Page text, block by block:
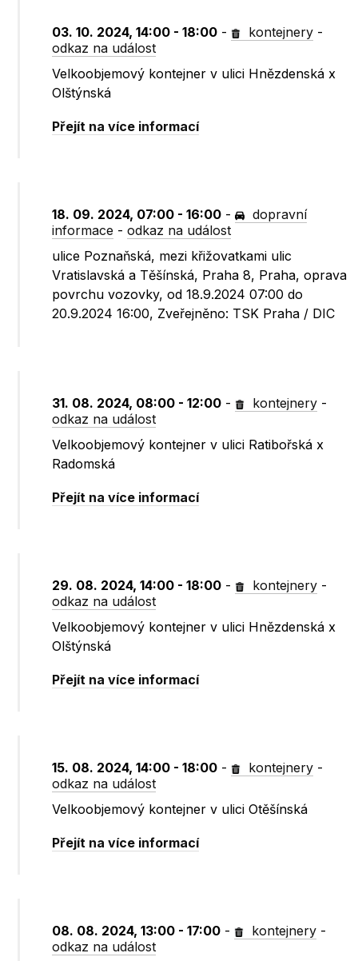
03. 10. 2024, 14:00 - 18:00 - kontejnery -
odkaz na událost
Velkoobjemový kontejner v ulici Hnězdenská x
Olštýnská
Přejít na více informací
18. 09. 2024, 07:00 - 16:00 -
dopravní
informace -odkaz na událost
ulice Poznaňská, mezi křižovatkami ulic
Vratislavská a Těšínská, Praha 8, Praha, oprava
povrchu vozovky, od 18.9.2024 07:00 do
20.9.2024 16:00, Zveřejněno: TSK Praha / DIC
31. 08. 2024, 08:00 - 12:00 - kontejnery -
odkaz na událost
Velkoobjemový kontejner v ulici Ratibořská x
Radomská
Přejít na více informací
29. 08. 2024, 14:00 - 18:00 - kontejnery -
odkaz na událost
Velkoobjemový kontejner v ulici Hnězdenská x
Olštýnská
Přejít na více informací
15. 08. 2024, 14:00 - 18:00 - kontejnery -
odkaz na událost
Velkoobjemový kontejner v ulici Otěšínská
Přejít na více informací
08. 08. 2024, 13:00 - 17:00 - kontejnery -
odkaz na událost